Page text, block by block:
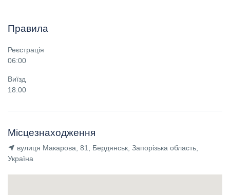
Правила
Реєстрація
06:00
Виїзд
18:00
Місцезнаходження
вулиця Макарова, 81, Бердянськ, Запорізька область,
Україна